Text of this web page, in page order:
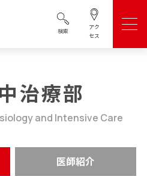
検索
アク
セス
治療部
and Intensive Care
医師紹介